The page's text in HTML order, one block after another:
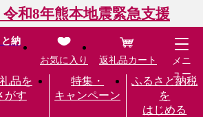
令和8年熊本地震緊急支援
納
品を
がす
特集・
キャンペーン
ふるさと納税
を
はじめる
お気に入り 返礼品カート
メニ
ュー